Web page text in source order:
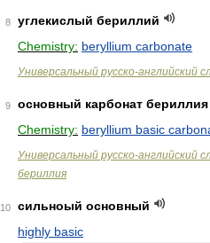
8
углекислый бериллий
Chemistry: beryllium carbonate
Универсальный русско-английский
9
основный карбонат бериллия
Chemistry: beryllium basic
Универсальный русско-английский
бериллия
10
сильноый основный
highly basic